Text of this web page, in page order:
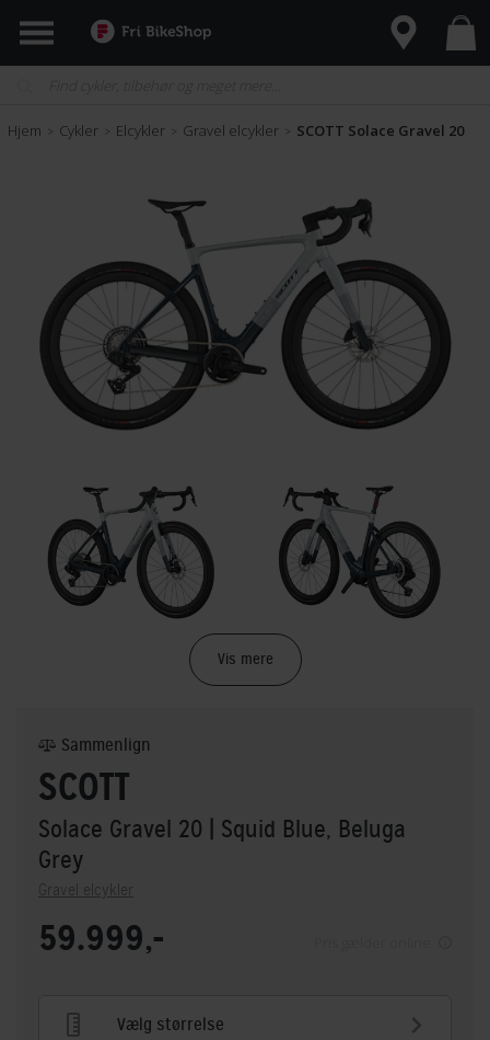
Hjem > Cykler > Elcykler > Gravel elcykler > SCOTT Solace Gravel 20
Vis mere
SCOTT
Solace Gravel 20
| Squid Blue, Beluga
Grey
Gravel elcykler
Sammenlign
59.999,-
Vælg størrelse